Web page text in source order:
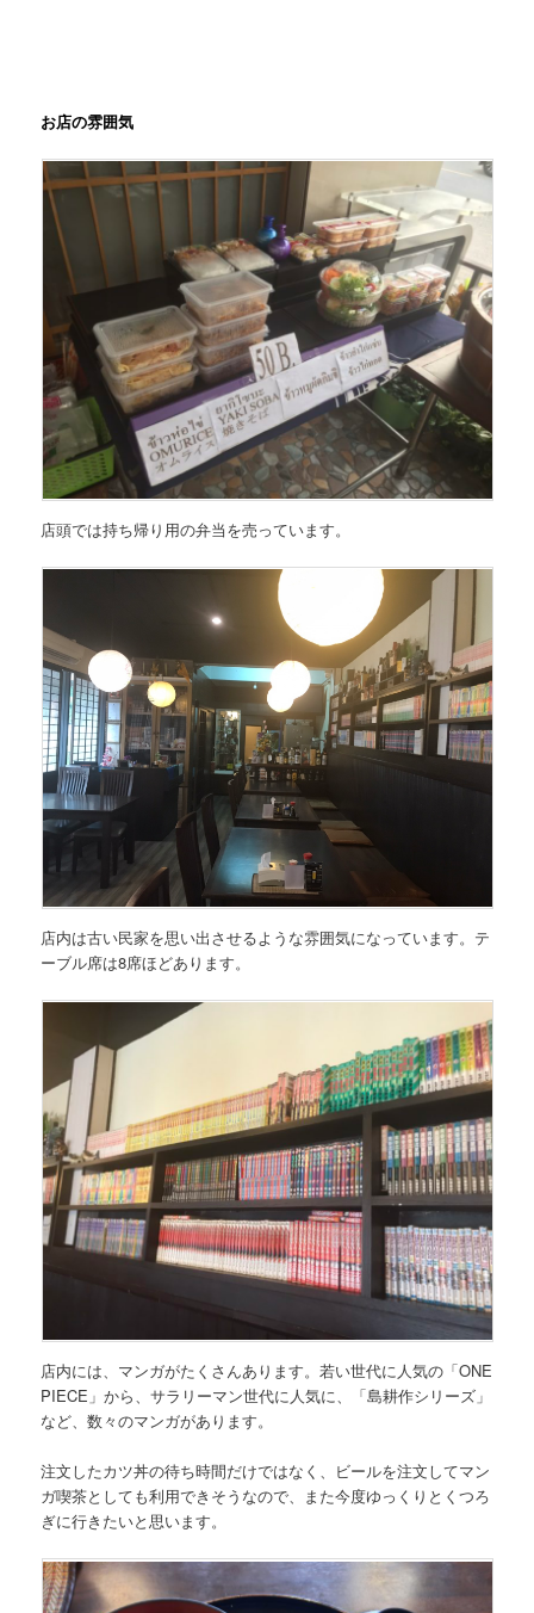
お店の雰囲気
店頭では持ち帰り用の弁当を売っています。
店内は古い民家を思い出させるような雰囲気になっています。テ
ーブル席は8席ほどあります。
店内には、マンガがたくさんあります。若い世代に人気の「ONE
PIECE」から、サラリーマン世代に人気に、「島耕作シリーズ」
など、数々のマンガがあります。
注文したカツ丼の待ち時間だけではなく、ビールを注文してマン
ガ喫茶としても利用できそうなので、また今度ゆっくりとくつろ
ぎに行きたいと思います。